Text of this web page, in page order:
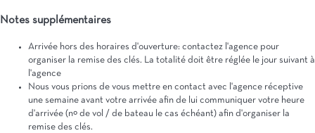
Notes supplémentaires
Arrivée hors des horaires d'ouverture: contactez l'agence pour
organiser la remise des clés. La totalité doit être réglée le jour suivant à
l'agence
Nous vous prions de vous mettre en contact avec l'agence réceptive
une semaine avant votre arrivée afin de lui communiquer votre heure
d'arrivée (nº de vol / de bateau le cas échéant) afin d'organiser la
remise des clés.